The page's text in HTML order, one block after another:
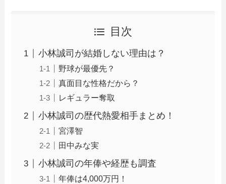
目次
小林誠司が結婚しない理由は？
野球が最優先？
真面目な性格だから？
レギュラー奪取
小林誠司の歴代熱愛相手まとめ！
宮澤智
田中みな実
小林誠司の年俸や経歴も調査
年俸は4,000万円！